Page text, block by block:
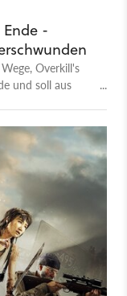
-
Overkill's
und soll aus